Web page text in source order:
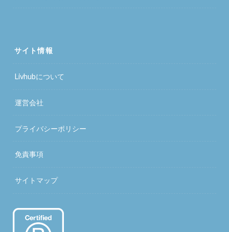
サイト情報
Livhubについて
運営会社
プライバシーポリシー
免責事項
サイトマップ